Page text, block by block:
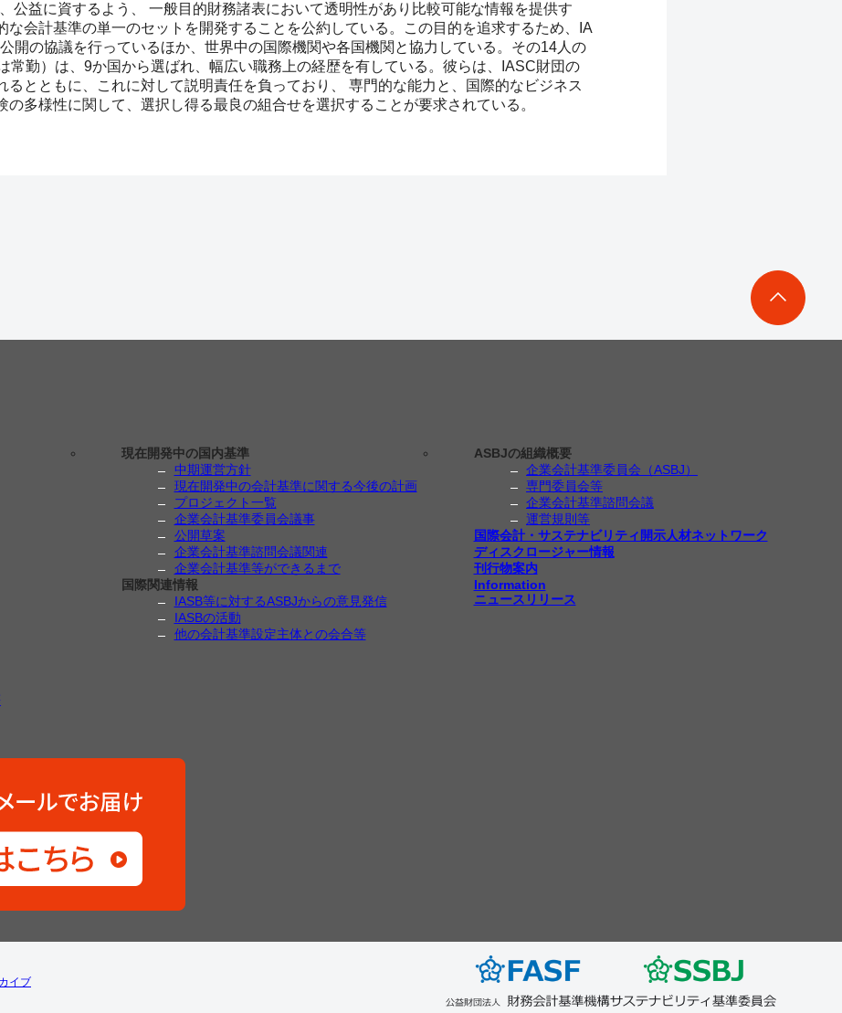
公益に資するよう、 一般目的財務諸表において透明性があり比較可能な情報を提供す
な会計基準の単一のセットを開発することを公約している。この目的を追求するため、IA
開の協議を行っているほか、世界中の国際機関や各国機関と協力している。その14人の
常勤）は、9か国から選ばれ、幅広い職務上の経歴を有している。彼らは、IASC財団の
るとともに、これに対して説明責任を負っており、 専門的な能力と、国際的なビジネス
の多様性に関して、選択し得る最良の組合せを選択することが要求されている。
現在開発中の国内基準
中期運営方針
現在開発中の会計基準に関する今後の計画
プロジェクト一覧
企業会計基準委員会議事
公開草案
企業会計基準諮問会議関連
企業会計基準等ができるまで
国際関連情報
IASB等に対するASBJからの意見発信
IASBの活動
他の会計基準設定主体との会合等
ASBJの組織概要
企業会計基準委員会（ASBJ）
専門委員会等
企業会計基準諮問会議
運営規則等
国際会計・サステナビリティ開示人材ネットワーク
ディスクロージャー情報
刊行物案内
Information
ニュースリリース
イブ